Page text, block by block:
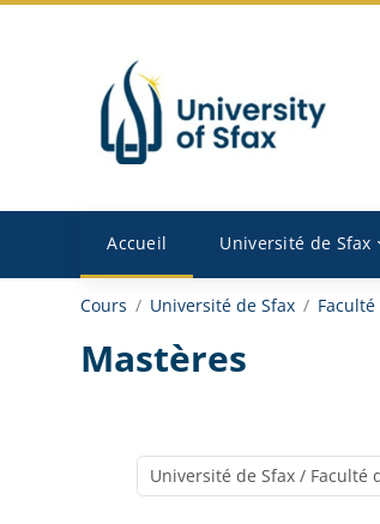
Accueil Université de Sfax
Cours Université de Sfax
Mastères